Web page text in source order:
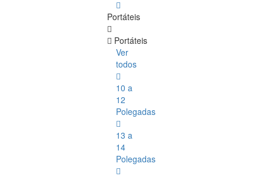
Portáteis
Portáteis
Ver
todos
10 a
12
Polegadas
13 a
14
Polegadas